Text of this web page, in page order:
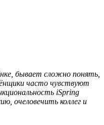
бывает сложно понять,
часто чувствуют
iSpring
очеловечить коллег и